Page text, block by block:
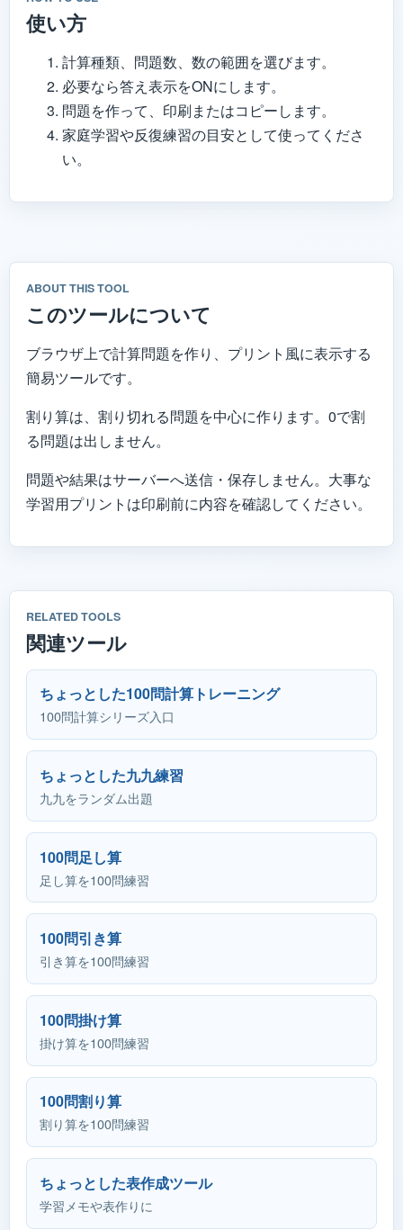
使い方
計算種類、問題数、数の範囲を選びます。
必要なら答え表示をONにします。
問題を作って、印刷またはコピーします。
家庭学習や反復練習の目安として使ってくださ
い。
ABOUT THIS TOOL
このツールについて
ブラウザ上で計算問題を作り、プリント風に表示する
簡易ツールです。
割り算は、割り切れる問題を中心に作ります。0で割
る問題は出しません。
問題や結果はサーバーへ送信・保存しません。大事な
学習用プリントは印刷前に内容を確認してください。
RELATED TOOLS
関連ツール
ちょっとした100問計算トレーニング
100問計算シリーズ入口
ちょっとした九九練習
九九をランダム出題
100問足し算
足し算を100問練習
100問引き算
引き算を100問練習
100問掛け算
掛け算を100問練習
100問割り算
割り算を100問練習
ちょっとした表作成ツール
学習メモや表作りに